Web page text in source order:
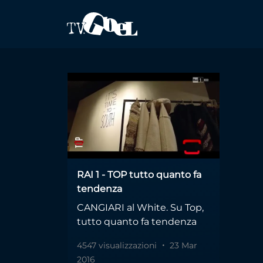
eco-
RAI 1 - TOP tutto quanto fa
tendenza
CANGIARI al White. Su Top,
tutto quanto fa tendenza
4547 visualizzazioni
23 Mar
2016